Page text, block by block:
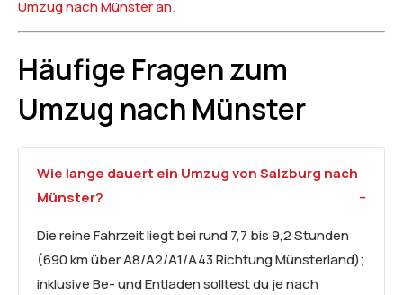
Umzug nach Münster an.
Häufige Fragen zum
Umzug nach Münster
Wie lange dauert ein Umzug von Salzburg nach
Münster?
Die reine Fahrzeit liegt bei rund 7,7 bis 9,2 Stunden
(690 km über A8/A2/A1/A43 Richtung Münsterland);
inklusive Be- und Entladen solltest du je nach